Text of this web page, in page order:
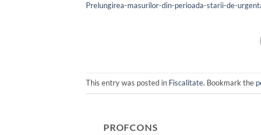
Prelungirea-masurilor-din-perioada-starii-de-
This entry was posted in Fiscalitate. Bookmark the
PROFCONS